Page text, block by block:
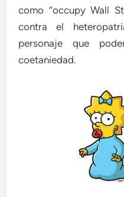
como “occupy Wall
contra el
personaje que
coetaniedad.